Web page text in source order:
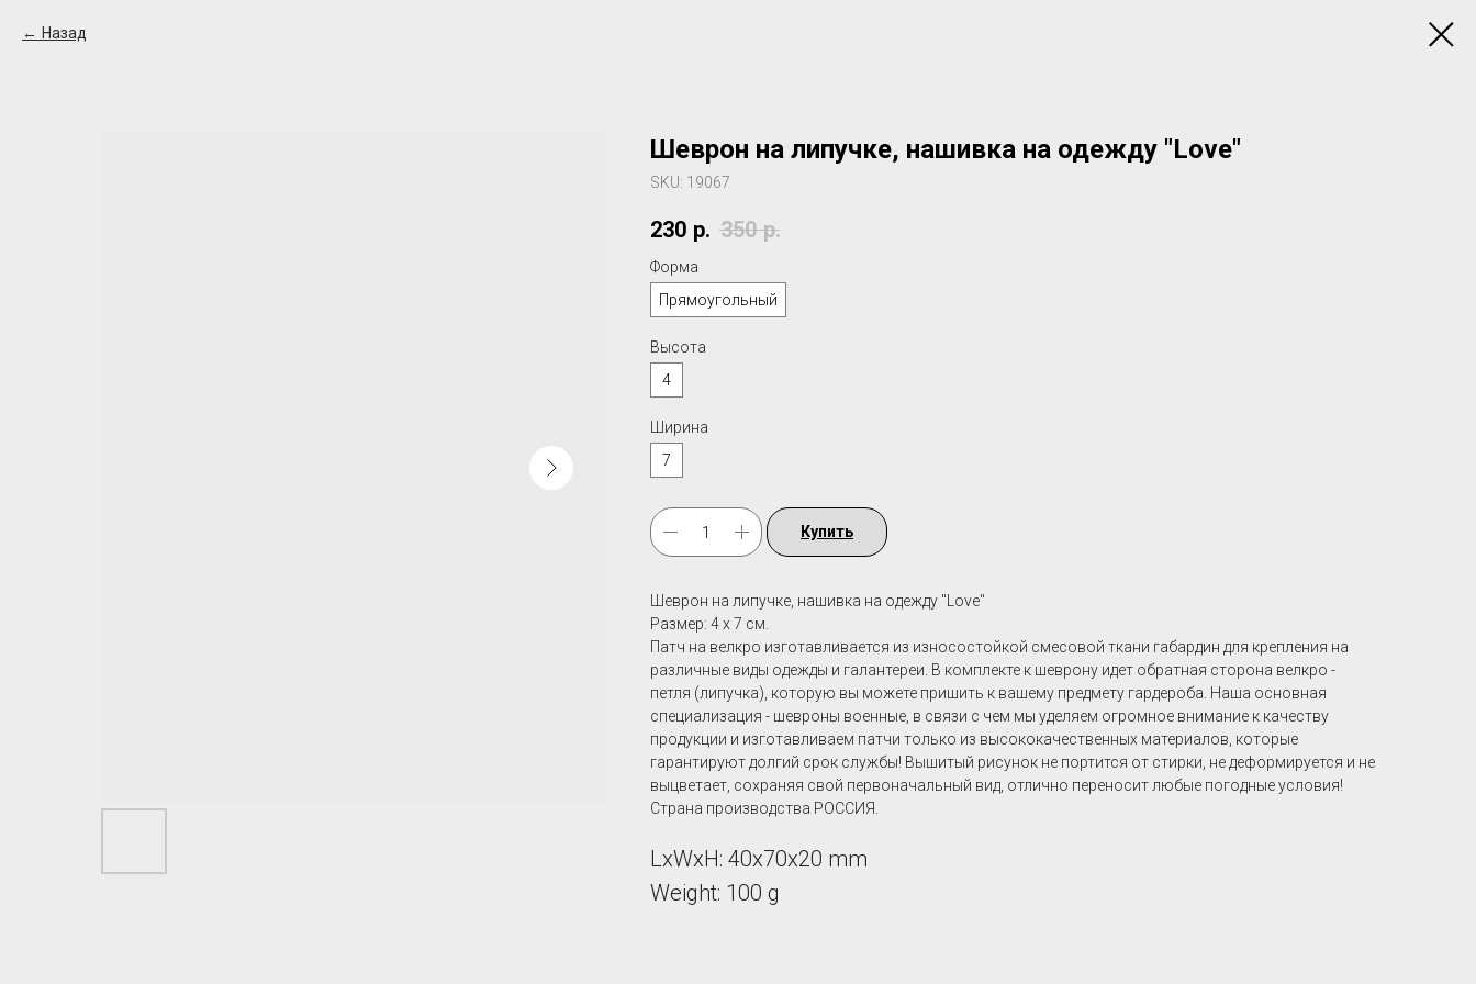
Назад
Шеврон на липучке, нашивка на одежду "Love"
SKU: 19067
230 р. 350 р.
Форма
Прямоугольный
Высота
4
Ширина
7
Купить
Шеврон на липучке, нашивка на одежду "Love"
Размер: 4 х 7 см.
Патч на велкро изготавливается из износостойкой смесовой ткани габардин для крепления на
различные виды одежды и галантереи. В комплекте к шеврону идет обратная сторона велкро -
петля (липучка), которую вы можете пришить к вашему предмету гардероба. Наша основная
специализация - шевроны военные, в связи с чем мы уделяем огромное внимание к качеству
продукции и изготавливаем патчи только из высококачественных материалов, которые
гарантируют долгий срок службы! Вышитый рисунок не портится от стирки, не деформируется и не
выцветает, сохраняя свой первоначальный вид, отлично переносит любые погодные условия!
Страна производства РОССИЯ.
LxWxH: 40x70x20 mm
Weight: 100 g